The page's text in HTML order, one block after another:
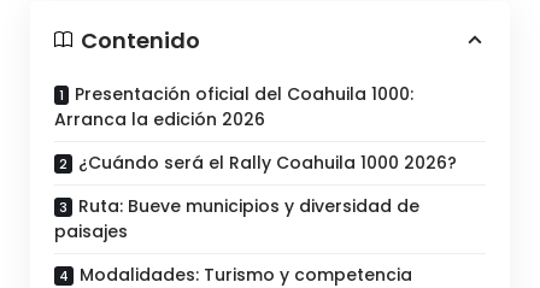
Contenido
Presentación oficial del Coahuila 1000:
Arranca la edición 2026
¿Cuándo será el Rally Coahuila 1000 2026?
Ruta: Bueve municipios y diversidad de
paisajes
Modalidades: Turismo y competencia